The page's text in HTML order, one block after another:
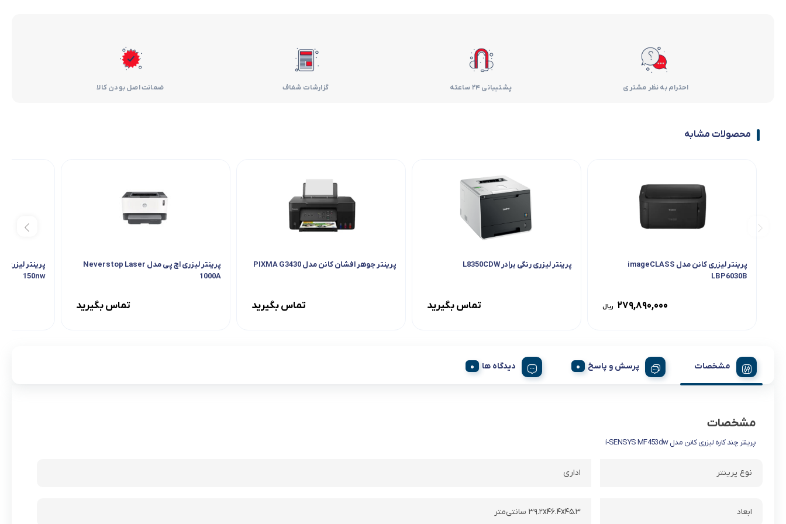
گوشتکوب برقی
هود
احترام به نظر مشتری پشتیبانی 24 ساعته گزارشات شفاف ضمانت اصل بودن کالا
محصولات مشابه
پرینتر لیزری کانن مدل imageCLASS
LBP6030B
279,890,000 ریال
پرینتر لیزری رنگی برادر L8350CDW
تماس بگیرید
پرینتر جوهر افشان کانن مدل PIXMA G3430
تماس بگیرید
پرینتر لیزری اچ پی مدل Neverstop Laser
1000A
تماس بگیرید
150nw
مشخصات پرسش و پاسخ دیدگاه ها
مشخصات
پرینتر چند کاره لیزری کانن مدل i-SENSYS MF453dw
نوع پرینتر اداری
ابعاد ۳۹.۲x۴۶.۴x۴۵.۳ سانتی‌متر